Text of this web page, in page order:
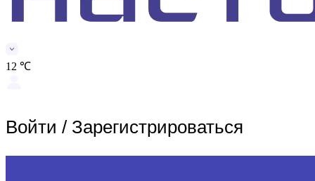
12 ℃
Войти / Зарегистрироваться